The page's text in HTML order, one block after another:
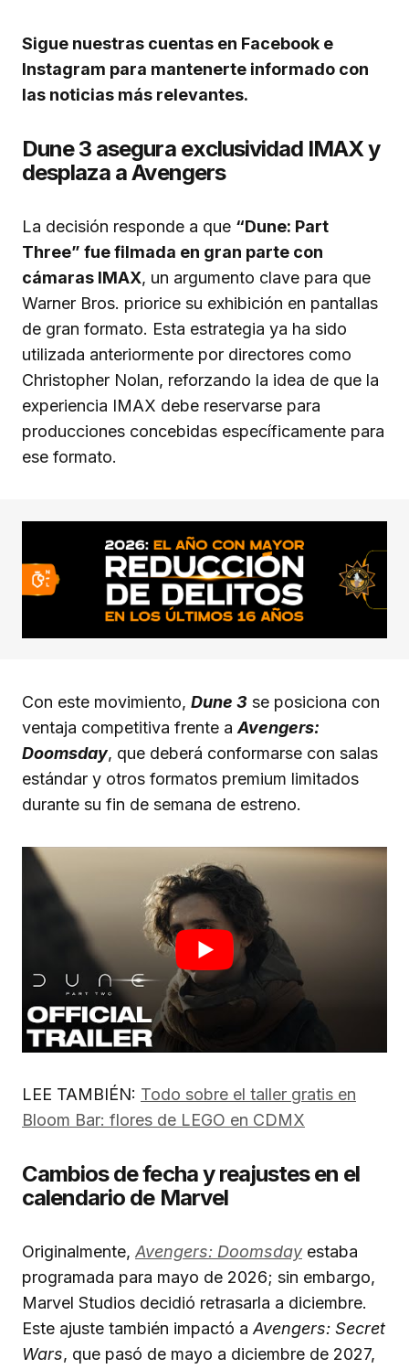
Sigue nuestras cuentas en Facebook e
Instagram para mantenerte informado con
las noticias más relevantes.
Dune 3 asegura exclusividad IMAX y
desplaza a Avengers
La decisión responde a que “Dune: Part
Three” fue filmada en gran parte con
cámaras IMAX, un argumento clave para que
Warner Bros. priorice su exhibición en pantallas
de gran formato. Esta estrategia ya ha sido
utilizada anteriormente por directores como
Christopher Nolan, reforzando la idea de que la
experiencia IMAX debe reservarse para
producciones concebidas específicamente para
ese formato.
Con este movimiento, Dune 3 se posiciona con
ventaja competitiva frente a Avengers:
Doomsday, que deberá conformarse con salas
estándar y otros formatos premium limitados
durante su fin de semana de estreno.
LEE TAMBIÉN: Todo sobre el taller gratis en
Bloom Bar: flores de LEGO en CDMX
Cambios de fecha y reajustes en el
calendario de Marvel
Originalmente, Avengers: Doomsdayestaba
programada para mayo de 2026; sin embargo,
Marvel Studios decidió retrasarla a diciembre.
Este ajuste también impactó a Avengers: Secret
Wars, que pasó de mayo a diciembre de 2027,